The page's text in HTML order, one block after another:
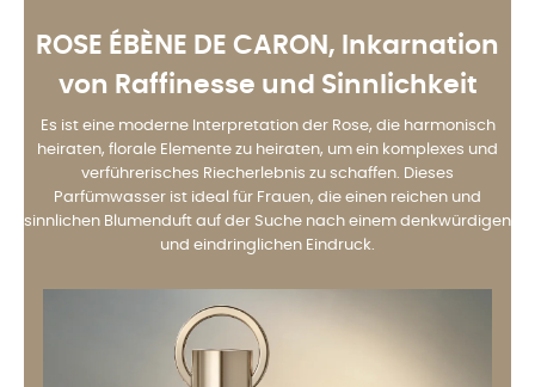
ROSE ÉBÈNE DE CARON , Inkarnation
von Raffinesse und Sinnlichkeit
Es ist eine moderne Interpretation der Rose, die harmonisch
heiraten, florale Elemente zu heiraten, um ein komplexes und
verführerisches Riecherlebnis zu schaffen. Dieses
Parfümwasser ist ideal für Frauen, die einen reichen und
sinnlichen Blumenduft auf der Suche nach einem denkwürdigen
und eindringlichen Eindruck.